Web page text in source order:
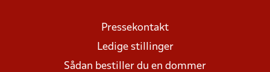
Pressekontakt
Ledige stillinger
Sådan bestiller du en dommer